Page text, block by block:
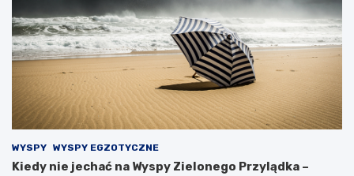
WYSPY WYSPY EGZOTYCZNE
Kiedy nie jechać na Wyspy Zielonego Przylądka –